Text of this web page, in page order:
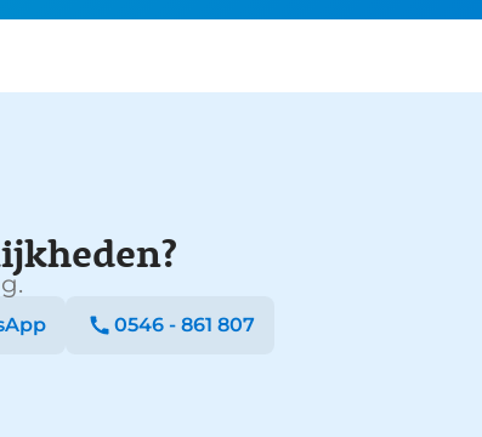
0546 - 861 807